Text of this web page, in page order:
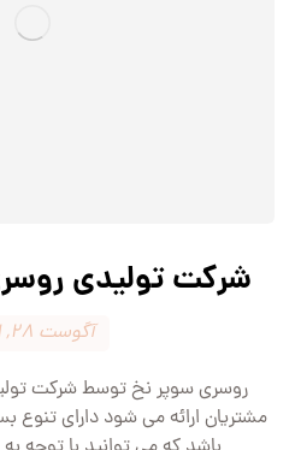
شرکت تولیدی
آگوست 28, 2021
روسری سوپر نخ توسط شرکت
مشتریان ارائه می شود دارای تنوع